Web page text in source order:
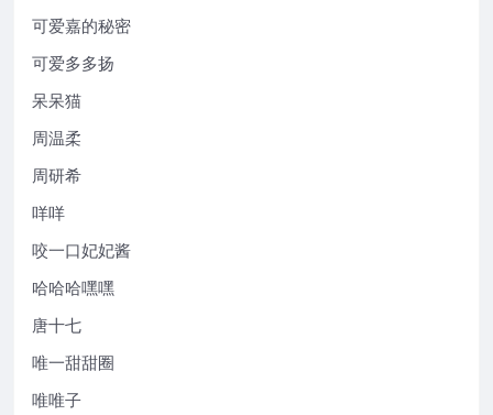
可爱嘉的秘密
可爱多多扬
呆呆猫
周温柔
周研希
咩咩
咬一口妃妃酱
哈哈哈嘿嘿
唐十七
唯一甜甜圈
唯唯子